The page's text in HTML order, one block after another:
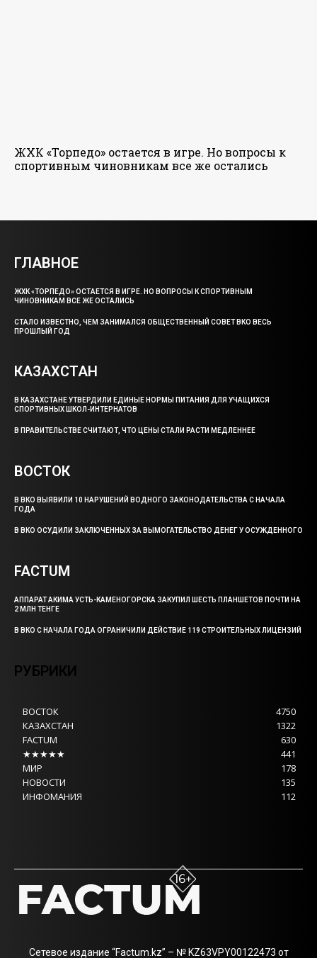
ЖХК «Торпедо» остается в игре. Но вопросы к
спортивным чиновникам все же остались
ГЛАВНОЕ
ЖХК «ТОРПЕДО» ОСТАЕТСЯ В ИГРЕ. НО ВОПРОСЫ К СПОРТИВНЫМ
ЧИНОВНИКАМ ВСЕ ЖЕ ОСТАЛИСЬ
СТАЛО ИЗВЕСТНО, ЧЕМ ЗАНИМАЛСЯ ОБЩЕСТВЕННЫЙ СОВЕТ ВКО ВЕСЬ
ПРОШЛЫЙ ГОД
КАЗАХСТАН
В КАЗАХСТАНЕ УТВЕРДИЛИ ЕДИНЫЕ НОРМЫ ПИТАНИЯ ДЛЯ УЧАЩИХСЯ
СПОРТИВНЫХ ШКОЛ-ИНТЕРНАТОВ
В ПРАВИТЕЛЬСТВЕ СЧИТАЮТ, ЧТО ЦЕНЫ СТАЛИ РАСТИ МЕДЛЕННЕЕ
ВОСТОК
В ВКО ВЫЯВИЛИ 10 НАРУШЕНИЙ ВОДНОГО ЗАКОНОДАТЕЛЬСТВА С НАЧАЛА
ГОДА
В ВКО ОСУДИЛИ ЗАКЛЮЧЕННЫХ ЗА ВЫМОГАТЕЛЬСТВО ДЕНЕГ У ОСУЖДЕННОГО
FACTUM
АППАРАТ АКИМА УСТЬ-КАМЕНОГОРСКА ЗАКУПИЛ ШЕСТЬ ПЛАНШЕТОВ ПОЧТИ НА
2 МЛН ТЕНГЕ
В ВКО С НАЧАЛА ГОДА ОГРАНИЧИЛИ ДЕЙСТВИЕ 119 СТРОИТЕЛЬНЫХ ЛИЦЕНЗИЙ
РУБРИКИ
ВОСТОК
4750
КАЗАХСТАН
1322
FACTUM
630
★★★★★
441
МИР
178
НОВОСТИ
135
ИНФОМАНИЯ
112
Сетевое издание “Factum.kz” – № KZ63VPY00122473 от